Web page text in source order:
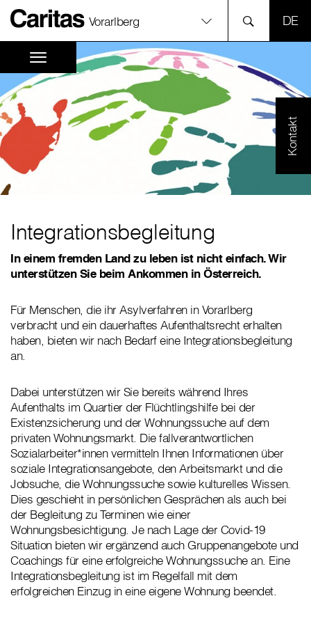
Vorarlberg
Kontakt
Integrationsbegleitung
In einem fremden Land zu leben ist nicht einfach. Wir
unterstützen Sie beim Ankommen in Österreich.
Für Menschen, die ihr Asylverfahren in Vorarlberg
verbracht und ein dauerhaftes Aufenthaltsrecht erhalten
haben, bieten wir nach Bedarf eine Integrationsbegleitung
an.
Dabei unterstützen wir Sie bereits während Ihres
Aufenthalts im Quartier der Flüchtlingshilfe bei der
Existenzsicherung und der Wohnungssuche auf dem
privaten Wohnungsmarkt. Die fallverantwortlichen
Sozialarbeiter*innen vermitteln Ihnen Informationen über
soziale Integrationsangebote, den Arbeitsmarkt und die
Jobsuche, die Wohnungssuche sowie kulturelles Wissen.
Dies geschieht in persönlichen Gesprächen als auch bei
der Begleitung zu Terminen wie einer
Wohnungsbesichtigung. Je nach Lage der Covid-19
Situation bieten wir ergänzend auch Gruppenangebote und
Coachings für eine erfolgreiche Wohnungssuche an. Eine
Integrationsbegleitung ist im Regelfall mit dem
erfolgreichen Einzug in eine eigene Wohnung beendet.